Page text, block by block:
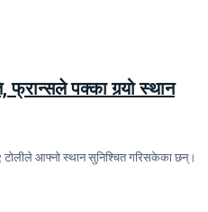
पक्का गर्‍यो स्थान
आफ्नो स्थान सुनिश्चित गरिसकेका छन्।